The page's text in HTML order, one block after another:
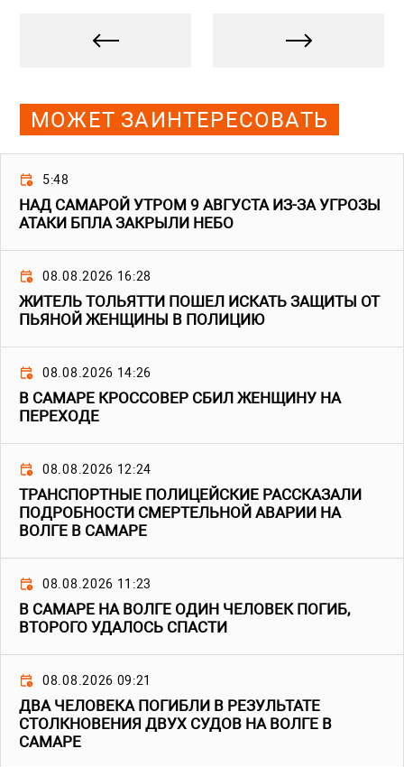
МОЖЕТ ЗАИНТЕРЕСОВАТЬ
5:48
НАД САМАРОЙ УТРОМ 9 АВГУСТА ИЗ-ЗА УГРОЗЫ
АТАКИ БПЛА ЗАКРЫЛИ НЕБО
08.08.2026 16:28
ЖИТЕЛЬ ТОЛЬЯТТИ ПОШЕЛ ИСКАТЬ ЗАЩИТЫ ОТ
ПЬЯНОЙ ЖЕНЩИНЫ В ПОЛИЦИЮ
08.08.2026 14:26
В САМАРЕ КРОССОВЕР СБИЛ ЖЕНЩИНУ НА
ПЕРЕХОДЕ
08.08.2026 12:24
ТРАНСПОРТНЫЕ ПОЛИЦЕЙСКИЕ РАССКАЗАЛИ
ПОДРОБНОСТИ СМЕРТЕЛЬНОЙ АВАРИИ НА
ВОЛГЕ В САМАРЕ
08.08.2026 11:23
В САМАРЕ НА ВОЛГЕ ОДИН ЧЕЛОВЕК ПОГИБ,
ВТОРОГО УДАЛОСЬ СПАСТИ
08.08.2026 09:21
ДВА ЧЕЛОВЕКА ПОГИБЛИ В РЕЗУЛЬТАТЕ
СТОЛКНОВЕНИЯ ДВУХ СУДОВ НА ВОЛГЕ В
САМАРЕ